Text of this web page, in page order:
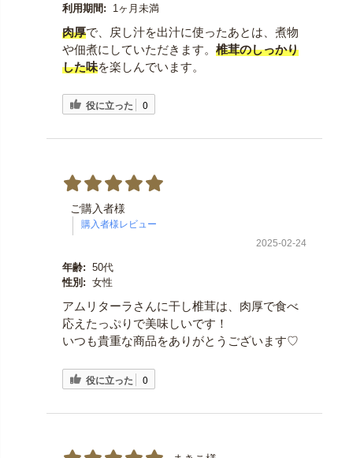
利用期間:
1ヶ月未満
肉厚で、戻し汁を出汁に使ったあとは、煮物
や佃煮にしていただきます。 椎茸のしっかり
した味を楽しんでいます。
役に立った 0
ご購入者様
2025-02-24
年齢: 50代
性別: 女性
アムリターラさんに干し椎茸は、肉厚で食べ
応えたっぷりで美味しいです！
いつも貴重な商品をありがとうございます♡
役に立った 0